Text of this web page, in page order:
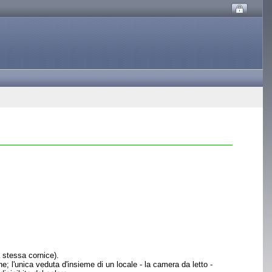
cornice).
l'unica veduta d'insieme di un locale - la camera da letto -